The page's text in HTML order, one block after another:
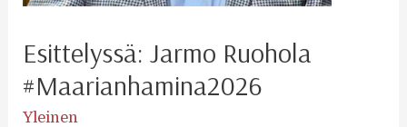
Esittelyssä: Jarmo Ruohola
#Maarianhamina2026
Yleinen